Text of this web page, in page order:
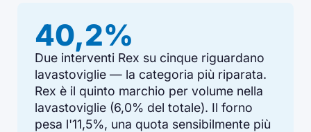
40,2%
Due interventi Rex su cinque riguardano
lavastoviglie — la categoria più riparata.
Rex è il quinto marchio per volume nella
lavastoviglie (6,0% del totale). Il forno
pesa l'11,5%, una quota sensibilmente più